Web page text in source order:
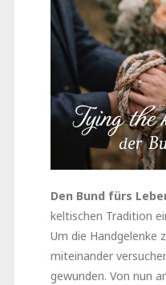
Den Bund fürs
keltischen Tradition
Um die Handgelenke
miteinander
gewunden. Von nun